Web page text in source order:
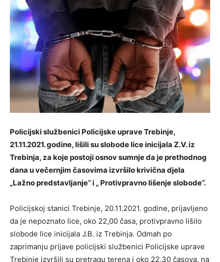
Policijski službenici Policijske uprave Trebinje,
21.11.2021. godine, lišili su slobode lice inicijala Z.V. iz
Trebinja, za koje postoji osnov sumnje da je prethodnog
dana u večernjim časovima izvršilo krivična djela
„Lažno predstavljanje“ i „ Protivpravno lišenje slobode“.
Policijskoj stanici Trebinje, 20.11.2021. godine, prijavljeno
da je nepoznato lice, oko 22,00 časa, protivpravno lišilo
slobode lice inicijala J.B. iz Trebinja. Odmah po
zaprimanju prijave policijski službenici Policijske uprave
Trebinje izvršili su pretragu terena i oko 22,30 časova, na